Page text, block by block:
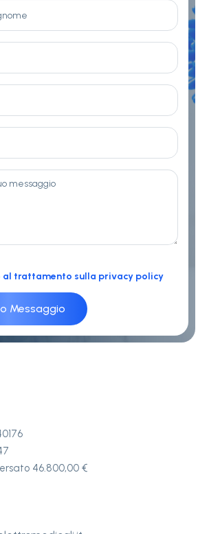
al trattamento sulla privacy policy
46.800,00 €